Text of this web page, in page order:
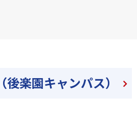
楽園キャンパス）